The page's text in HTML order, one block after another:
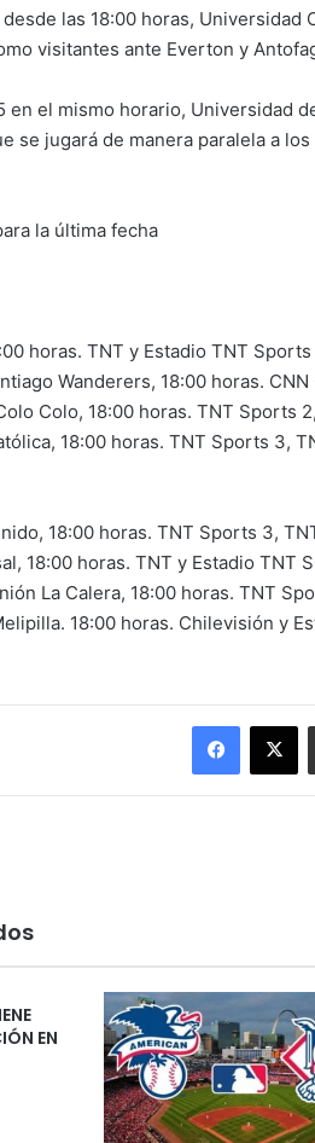
las 18:00 horas, Universidad
visitantes ante Everton y
en el mismo horario, Universidad
se jugará de manera paralela a
la última fecha
horas. TNT y Estadio TNT Sports
Wanderers, 18:00 horas.
Colo, 18:00 horas. TNT Sports
18:00 horas. TNT Sports 3,
18:00 horas. TNT Sports 3,
18:00 horas. TNT y Estadio TNT
La Calera, 18:00 horas. TNT
18:00 horas. Chilevisión y
Facebook
X
EN